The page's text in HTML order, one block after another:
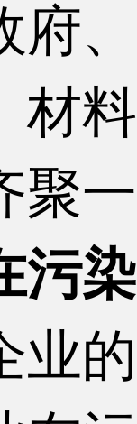
府
材
聚
污
业